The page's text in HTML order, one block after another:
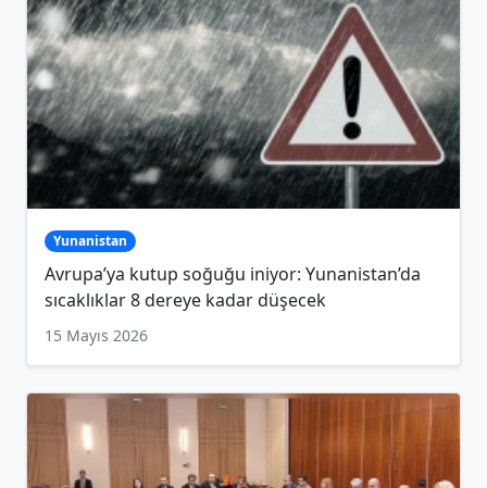
Yunanistan
Avrupa’ya kutup soğuğu iniyor: Yunanistan’da
sıcaklıklar 8 dereye kadar düşecek
15 Mayıs 2026